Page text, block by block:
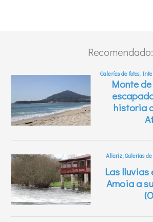
Recomendado: